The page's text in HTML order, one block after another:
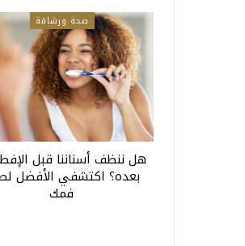
صحة ورشاقة
هل ننظف أسناننا قبل
بعده؟ اكتشفي الأفضل
فمك